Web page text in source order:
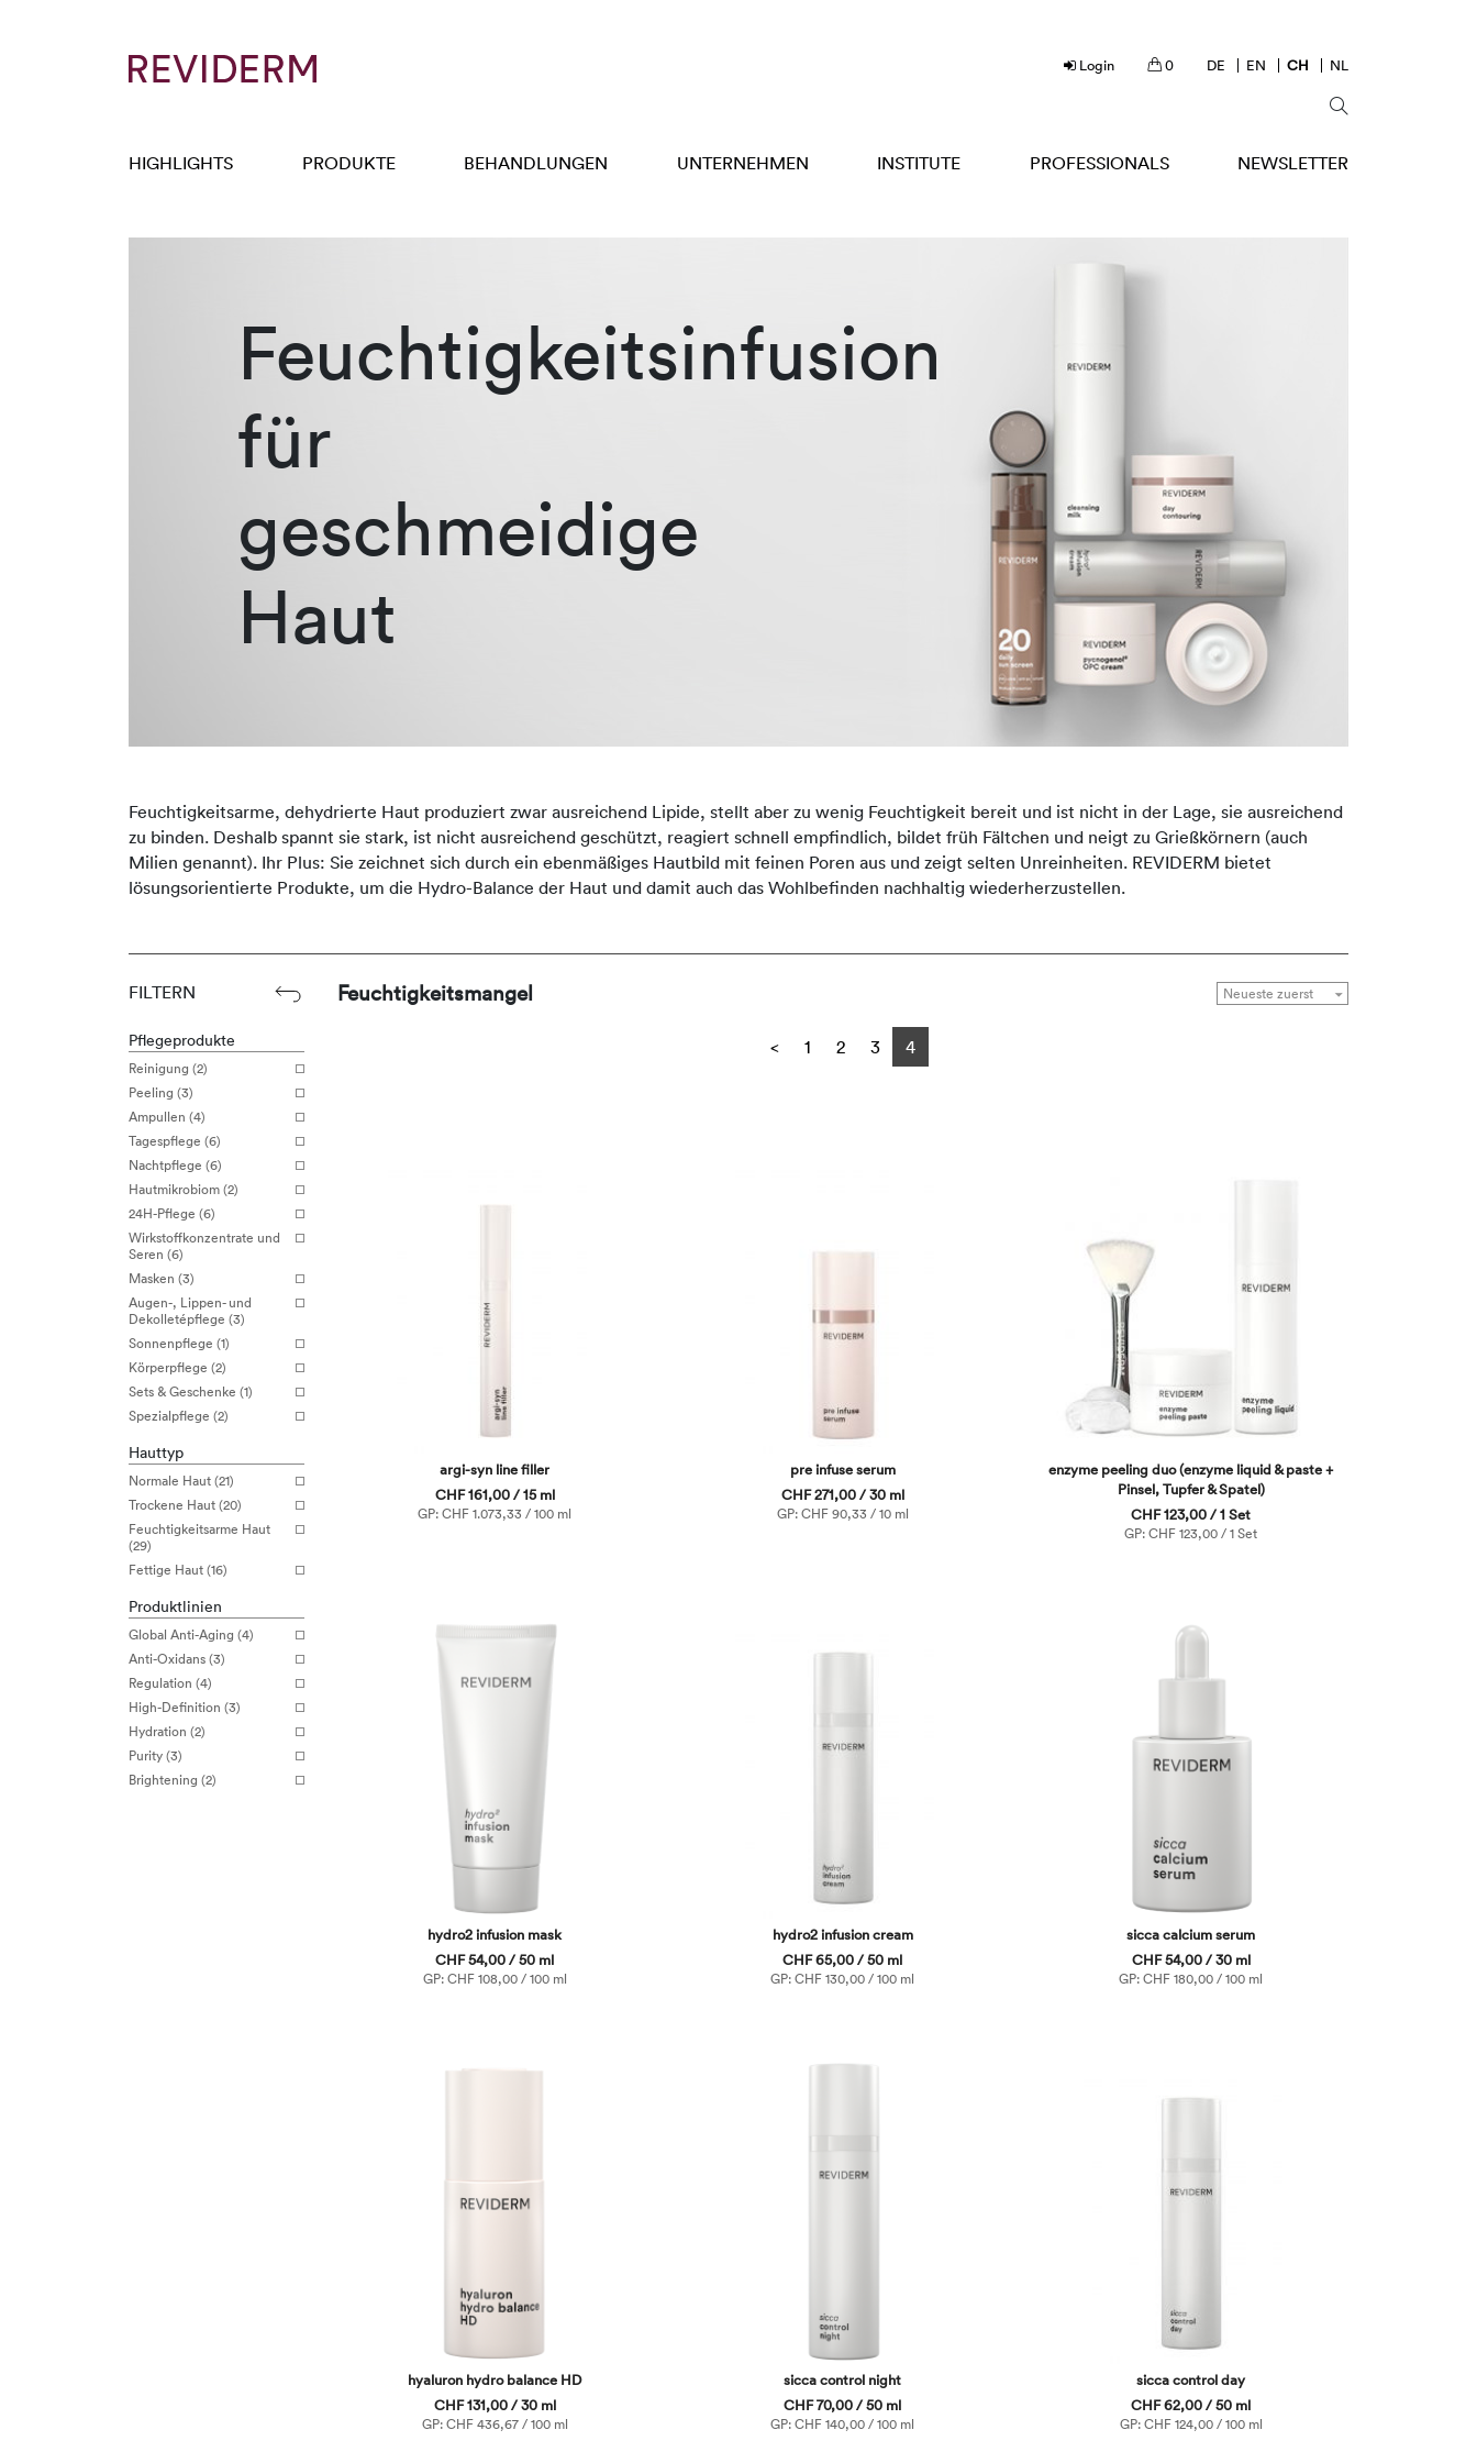
Login 0 DE EN CH NL
HIGHLIGHTS PRODUKTE BEHANDLUNGEN UNTERNEHMEN INSTITUTE PROFESSIONALS NEWSLETTER
Feuchtigkeitsinfusion
für
geschmeidige
Haut
Feuchtigkeitsarme, dehydrierte Haut produziert zwar ausreichend Lipide, stellt aber zu wenig Feuchtigkeit bereit und ist nicht in der Lage, sie ausreichend
zu binden. Deshalb spannt sie stark, ist nicht ausreichend geschützt, reagiert schnell empfindlich, bildet früh Fältchen und neigt zu Grießkörnern (auch
Milien genannt). Ihr Plus: Sie zeichnet sich durch ein ebenmäßiges Hautbild mit feinen Poren aus und zeigt selten Unreinheiten. REVIDERM bietet
lösungsorientierte Produkte, um die Hydro-Balance der Haut und damit auch das Wohlbefinden nachhaltig wiederherzustellen.
FILTERN
Pflegeprodukte
Reinigung (2)
Peeling (3)
Ampullen (4)
Tagespflege (6)
Nachtpflege (6)
Hautmikrobiom (2)
24H-Pflege (6)
Wirkstoffkonzentrate und
Seren (6)
Masken (3)
Augen-, Lippen- und
Dekolletépflege (3)
Sonnenpflege (1)
Körperpflege (2)
Sets & Geschenke (1)
Spezialpflege (2)
Hauttyp
Normale Haut (21)
Trockene Haut (20)
Feuchtigkeitsarme Haut
(29)
Fettige Haut (16)
Produktlinien
Global Anti-Aging (4)
Anti-Oxidans (3)
Regulation (4)
High-Definition (3)
Hydration (2)
Purity (3)
Brightening (2)
Feuchtigkeitsmangel
<Previous
1 2 3 4
argi-syn line filler
CHF 161,00 / 15 ml
GP: CHF 1.073,33 / 100 ml
pre infuse serum
CHF 271,00 / 30 ml
GP: CHF 90,33 / 10 ml
enzyme peeling duo (enzyme liquid & paste +
Pinsel, Tupfer & Spatel)
CHF 123,00 / 1 Set
GP: CHF 123,00 / 1 Set
hydro2 infusion mask
CHF 54,00 / 50 ml
GP: CHF 108,00 / 100 ml
hydro2 infusion cream
CHF 65,00 / 50 ml
GP: CHF 130,00 / 100 ml
sicca calcium serum
CHF 54,00 / 30 ml
GP: CHF 180,00 / 100 ml
hyaluron hydro balance HD
CHF 131,00 / 30 ml
GP: CHF 436,67 / 100 ml
sicca control night
CHF 70,00 / 50 ml
GP: CHF 140,00 / 100 ml
sicca control day
CHF 62,00 / 50 ml
GP: CHF 124,00 / 100 ml